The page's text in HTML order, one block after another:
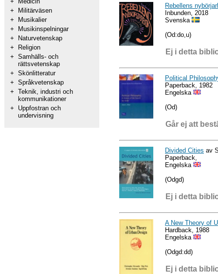
+
Militärväsen
+
Musikalier
+
Musikinspelningar
+
Naturvetenskap
+
Religion
+ Samhälls- och
rättsvetenskap
+ Skönlitteratur
+ Språkvetenskap
+ Teknik, industri och
kommunikationer
+
Uppfostran och
undervisning
Rebellens
Inbunden, 2018
Svenska
(Od:do,u)
Ej i detta
Political
Paperback, 1982
Engelska
(Od)
Går ej att
Divided Cities av
Paperback,
Engelska
(Odgd)
Ej i detta
A New Theory of
Hardback, 1988
Engelska
(Odgd:dd)
Ej i detta